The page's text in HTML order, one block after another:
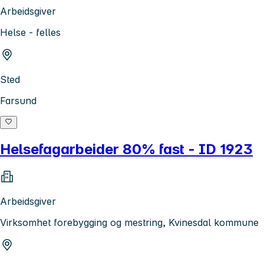
Arbeidsgiver
Helse - felles
Sted
Farsund
Helsefagarbeider 80% fast - ID 1923
Arbeidsgiver
Virksomhet forebygging og mestring, Kvinesdal kommune